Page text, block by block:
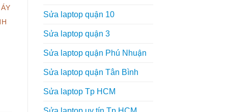
Sửa laptop quận 10
Sửa laptop quận 3
Sửa laptop quận Phú Nhuận
Sửa laptop quận Tân Bình
Sửa laptop Tp HCM